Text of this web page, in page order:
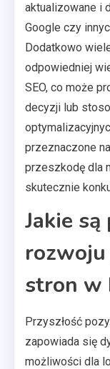
aktualizowane i
Google czy
Dodatkowo
odpowiedniej
SEO, co może
decyzji lub
przeznaczone
przeszkodę dla
skutecznie
Jakie
stron w
Przyszłość
zapowiada się
możliwości dla